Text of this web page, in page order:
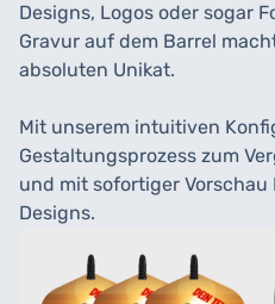
Designs, Logos oder sogar
Gravur auf dem Barrel
absoluten Unikat.
Mit unserem intuitiven
Gestaltungsprozess zum
und mit sofortiger Vorschau
Designs.